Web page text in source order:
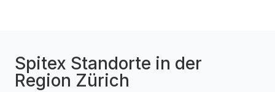
Spitex Standorte in der
Region Zürich